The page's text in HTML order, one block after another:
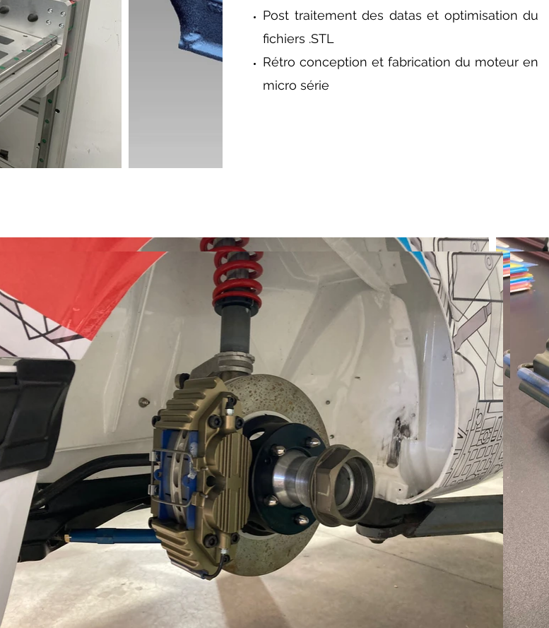
Post traitement des datas et optimisation du
fichiers .STL
Rétro conception et fabrication du moteur en
micro série